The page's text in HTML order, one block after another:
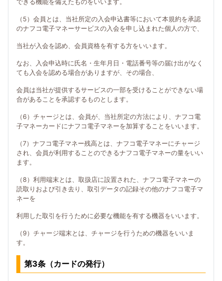
できる機能を備えたものをいいます。
（5）会員とは、当社所定の入会申込書等において本規約を承認
のナフコ電子マネーサービスの入会を申し込まれた個人の方で、
当社が入会を認め、会員資格を有する方をいいます。
なお、入会申込時に氏名・生年月日・電話番号等の届け出がなく
ても入会を認める場合がありますが、その場合、
会員は当社が提供するサービスの一部を受けることができない場
合があることを承認するものとします。
（6）チャージとは、会員が、当社所定の方法により、ナフコ電
子マネーカードにナフコ電子マネーを加算することをいいます。
（7）ナフコ電子マネー残高とは、ナフコ電子マネーにチャージ
され、会員が利用することのできるナフコ電子マネーの量をいい
ます。
（8）利用端末とは、取扱店に設置された、ナフコ電子マネーの
読取りおよび引き去り、取引データの記録その他のナフコ電子マ
ネーを
利用した取引を行うために必要な機能を有する機器をいいます。
（9）チャージ端末とは、チャージを行うための機器をいいま
す。
第3条（カードの発行）